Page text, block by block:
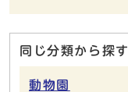
同じ分類から探す
動物園